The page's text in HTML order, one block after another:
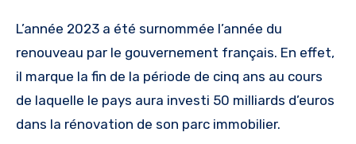
L’année 2023 a été surnommée l’année du
renouveau par le gouvernement français. En effet,
il marque la fin de la période de cinq ans au cours
de laquelle le pays aura investi 50 milliards d’euros
dans la rénovation de son parc immobilier.